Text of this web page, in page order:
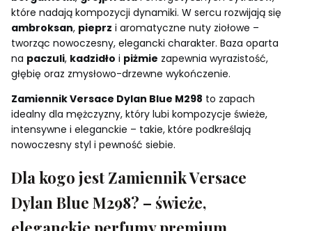
które nadają kompozycji dynamiki. W sercu rozwijają się
ambroksan, pieprz i aromatyczne nuty ziołowe –
tworząc nowoczesny, elegancki charakter. Baza oparta
na paczuli, kadzidło i piżmie zapewnia wyrazistość,
głębię oraz zmysłowo-drzewne wykończenie.
Zamiennik Versace Dylan Blue M298 to zapach
idealny dla mężczyzny, który lubi kompozycje świeże,
intensywne i eleganckie – takie, które podkreślają
nowoczesny styl i pewność siebie.
Dla kogo jest Zamiennik Versace
Dylan Blue M298? – świeże,